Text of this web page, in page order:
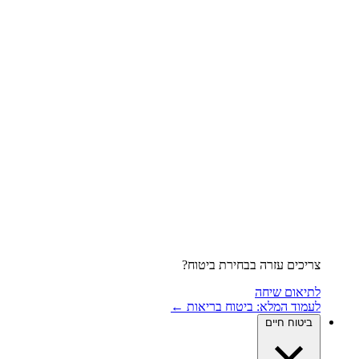
צריכים עזרה בבחירת ביטוח?
לתיאום שיחה
לעמוד המלא: ביטוח בריאות ←
ביטוח חיים